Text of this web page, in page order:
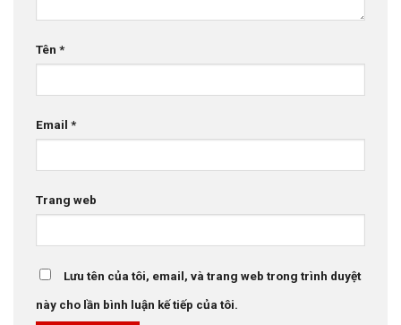
Tên *
Email *
Trang web
Lưu tên của tôi, email, và trang web trong trình duyệt
này cho lần bình luận kế tiếp của tôi.